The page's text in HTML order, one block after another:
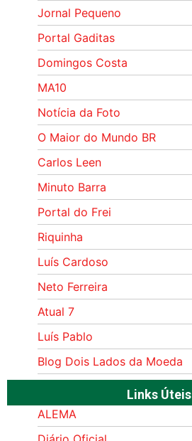
Jornal Pequeno
Portal Gaditas
Domingos Costa
MA10
Notícia da Foto
O Maior do Mundo BR
Carlos Leen
Minuto Barra
Portal do Frei
Riquinha
Luís Cardoso
Neto Ferreira
Atual 7
Luís Pablo
Blog Dois Lados da Moeda
Links Úteis
ALEMA